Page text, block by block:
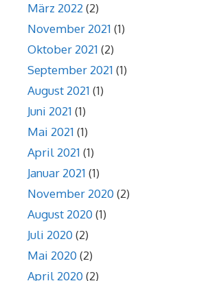
März 2022 (2)
November 2021 (1)
Oktober 2021 (2)
September 2021 (1)
August 2021 (1)
Juni 2021 (1)
Mai 2021 (1)
April 2021 (1)
Januar 2021 (1)
November 2020 (2)
August 2020 (1)
Juli 2020 (2)
Mai 2020 (2)
April 2020 (2)